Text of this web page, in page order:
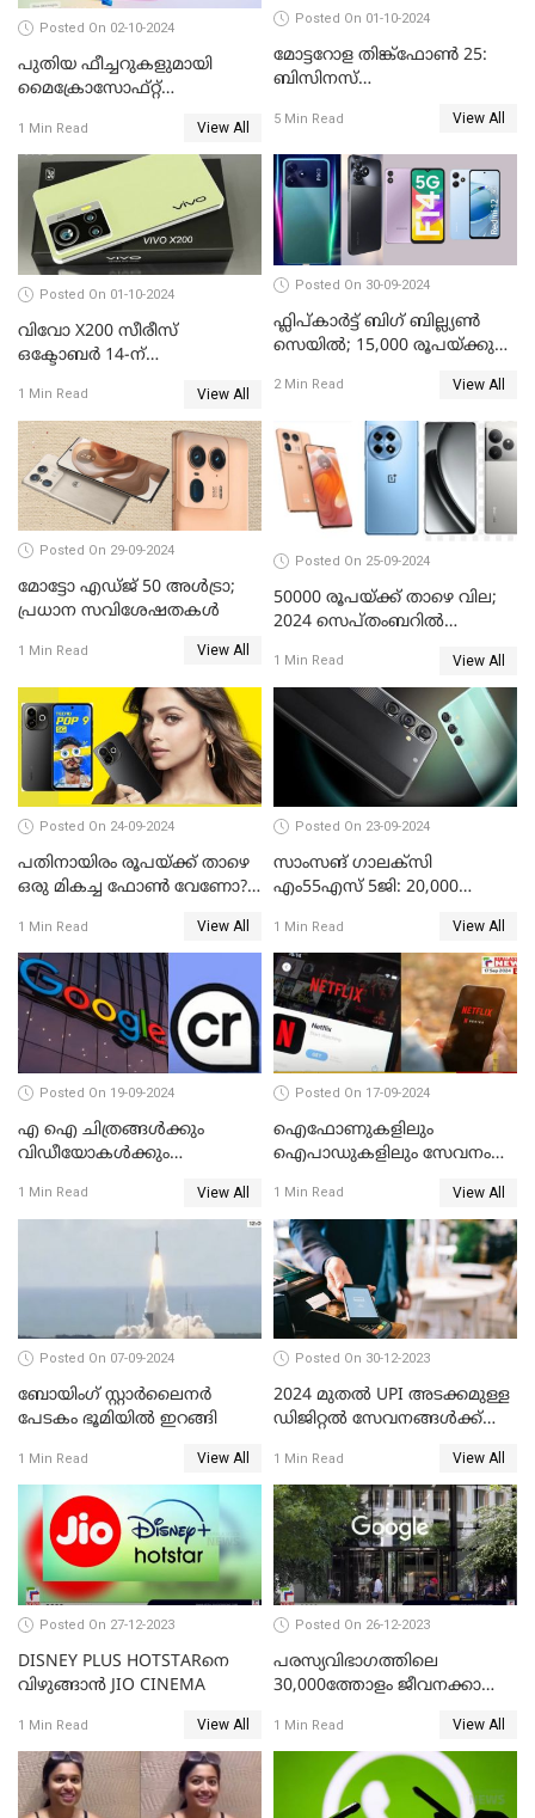
Posted On 02-10-2024
പുതിയ ഫീച്ചറുകളുമായി
മൈക്രോസോഫ്റ്റ്
1 Min Read View All
Posted On 01-10-2024
മോട്ടറോള തിങ്ക്ഫോൺ 25:
ബിസിനസ്
പുതിയൊരു കരുത്ത്
5 Min Read View All
Posted On 01-10-2024
വിവോ X200 സീരീസ്
ഒക്ടോബർ 14-ന്
വിവരങ്ങൾ പുറത്ത്
1 Min Read View All
Posted On 30-09-2024
ഫ്ലിപ്കാർട്ട് ബിഗ് ബില്ല്യൺ
സെയിൽ; 15,000 രൂപയ്ക്കു
സ്മാർട്ട്ഫോണുകൾ
2 Min Read View All
Posted On 29-09-2024
മോട്ടോ എഡ്ജ് 50 അൾട്രാ;
പ്രധാന സവിശേഷതകൾ
1 Min Read View All
Posted On 25-09-2024
50000 രൂപയ്ക്ക് താഴെ വില;
2024 സെപ്തംബറിൽ
മൊബൈൽ ഫോണുകൾ
1 Min Read View All
Posted On 24-09-2024
പതിനായിരം രൂപയ്ക്ക് താഴെ
ഒരു മികച്ച ഫോൺ വേണോ?
അവതരിപ്പിച്ചു
1 Min Read View All
Posted On 23-09-2024
സാംസങ് ഗാലക്സി
എം55എസ് 5ജി: 20,000
മികച്ച സ്മാർട്ട്ഫോൺ
1 Min Read View All
Posted On 19-09-2024
എ ഐ ചിത്രങ്ങള്‍ക്കും
വിഡീയോകള്‍ക്കും
1 Min Read View All
Posted On 17-09-2024
ഐഫോണുകളിലും
ഐപാഡുകളിലും സേവനം
നെറ്റ്ഫ്‌ളിക്‌സ്
1 Min Read View All
Posted On 07-09-2024
ബോയിംഗ് സ്റ്റാര്‍ലൈനര്‍
പേടകം ഭൂമിയില്‍ ഇറങ്ങി
1 Min Read View All
Posted On 30-12-2023
2024 മുതൽ UPI അടക്കമുള്ള
ഡിജിറ്റൽ സേവനങ്ങൾക്ക്
കാത്തിരിക്കുന്നത്
1 Min Read View All
Posted On 27-12-2023
DISNEY PLUS HOTSTARനെ
വിഴുങ്ങാന്‍ JIO CINEMA
1 Min Read View All
Posted On 26-12-2023
പരസ്യവിഭാഗത്തിലെ
30,000ത്തോളം ജീവനക്കാരെ
ഗൂഗിള്‍
1 Min Read View All